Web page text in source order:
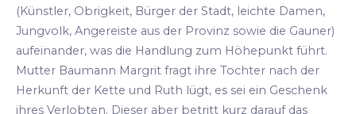
(Künstler, Obrigkeit, Bürger der Stadt, leichte Damen,
Jungvolk, Angereiste aus der Provinz sowie die Gauner)
aufeinander, was die Handlung zum Höhepunkt führt.
Mutter Baumann Margrit fragt ihre Tochter nach der
Herkunft der Kette und Ruth lügt, es sei ein Geschenk
ihres Verlobten. Dieser aber betritt kurz darauf das